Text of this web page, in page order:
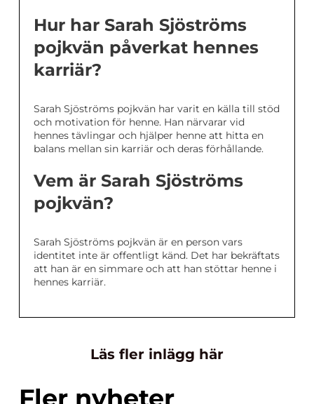
Hur har Sarah Sjöströms
pojkvän påverkat hennes
karriär?
Sarah Sjöströms pojkvän har varit en källa till stöd
och motivation för henne. Han närvarar vid
hennes tävlingar och hjälper henne att hitta en
balans mellan sin karriär och deras förhållande.
Vem är Sarah Sjöströms
pojkvän?
Sarah Sjöströms pojkvän är en person vars
identitet inte är offentligt känd. Det har bekräftats
att han är en simmare och att han stöttar henne i
hennes karriär.
Läs fler inlägg här